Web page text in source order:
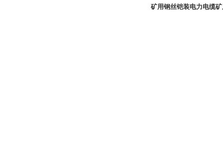
矿用钢丝铠装电力电缆